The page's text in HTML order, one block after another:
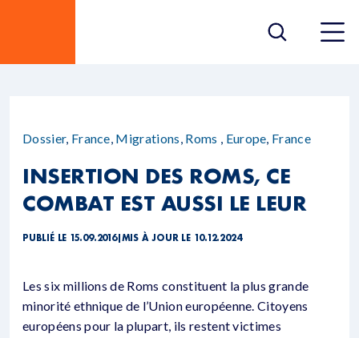
Dossier, France, Migrations, Roms , Europe, France
INSERTION DES ROMS, CE
COMBAT EST AUSSI LE LEUR
PUBLIÉ LE 15.09.2016| MIS À JOUR LE 10.12.2024
Les six millions de Roms constituent la plus grande
minorité ethnique de l’Union européenne. Citoyens
européens pour la plupart, ils restent victimes